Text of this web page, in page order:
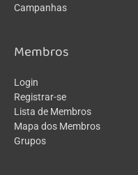
Campanhas
Membros
Login
Registrar-se
Lista de Membros
Mapa dos Membros
Grupos